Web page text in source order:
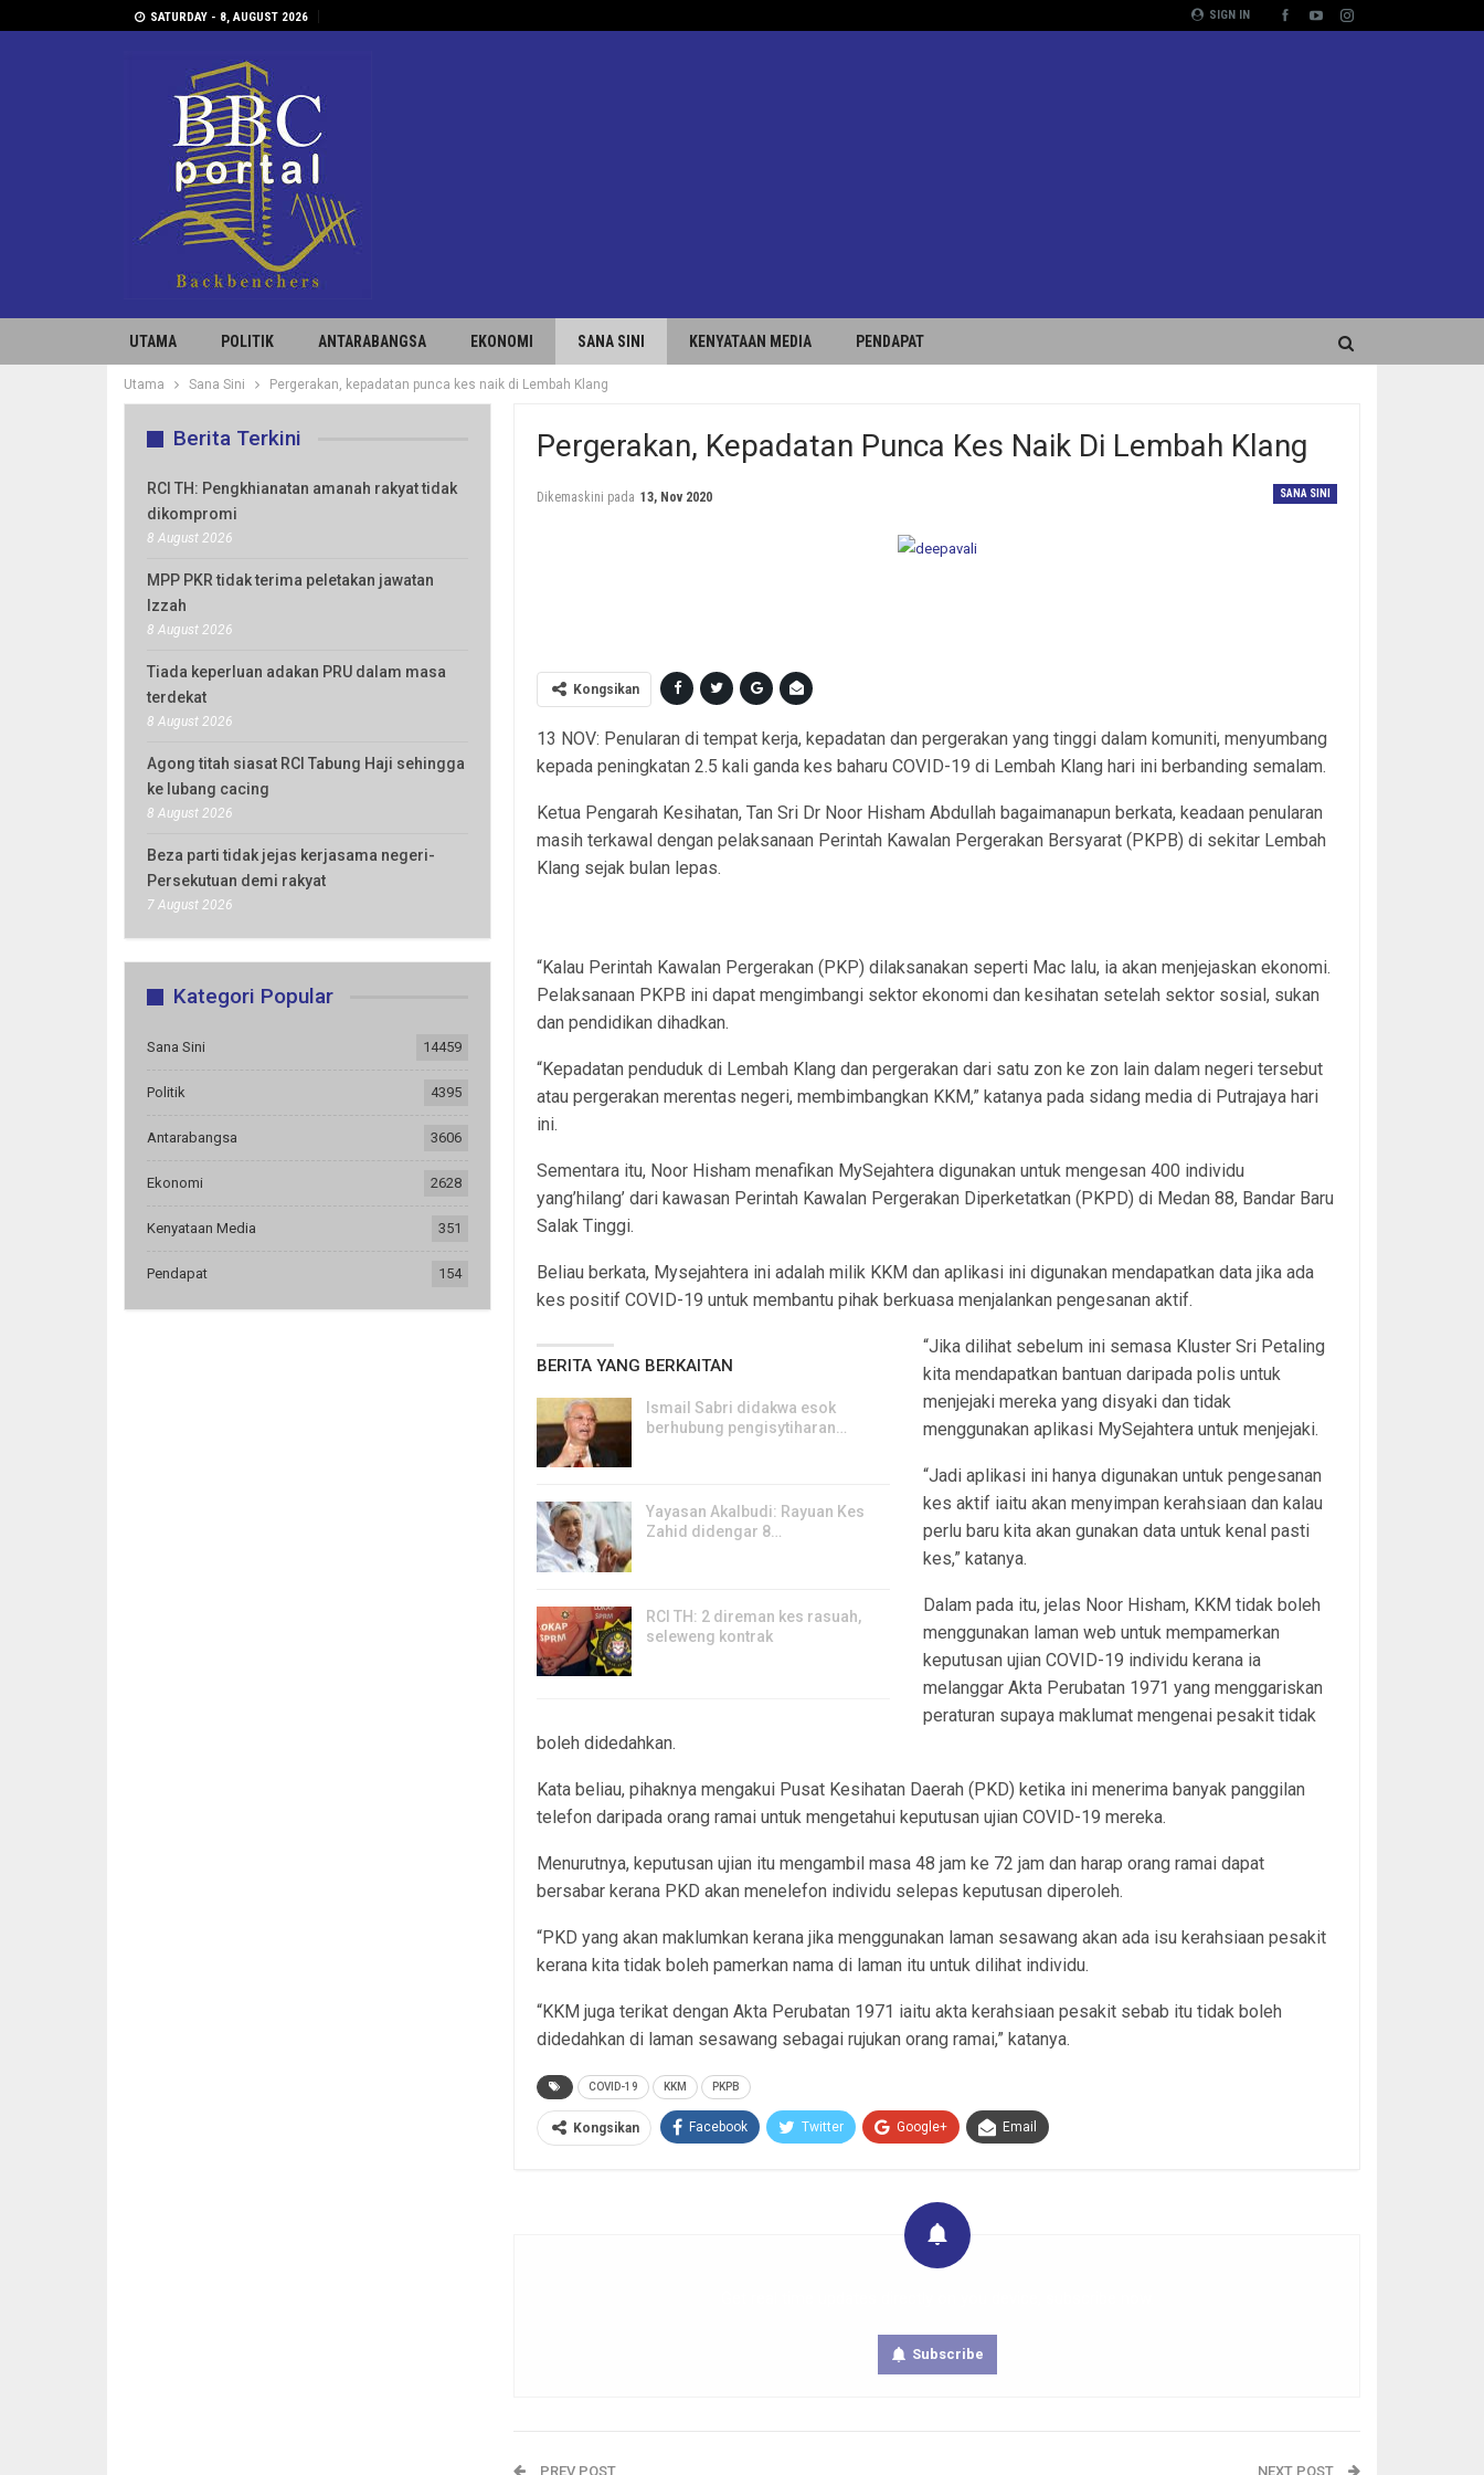
SIGN IN
SATURDAY - 8, AUGUST 2026
UTAMA POLITIK ANTARABANGSA EKONOMI SANA SINI KENYATAAN MEDIA PENDAPAT
Utama Sana Sini Pergerakan, kepadatan punca kes naik di Lembah Klang
Pergerakan, Kepadatan Punca Kes Naik Di Lembah Klang
SANA SINI
Dikemaskini pada 13, Nov 2020
Kongsikan
13 NOV: Penularan di tempat kerja, kepadatan dan pergerakan yang tinggi dalam komuniti, menyumbang
kepada peningkatan 2.5 kali ganda kes baharu COVID-19 di Lembah Klang hari ini berbanding semalam.
Ketua Pengarah Kesihatan, Tan Sri Dr Noor Hisham Abdullah bagaimanapun berkata, keadaan penularan
masih terkawal dengan pelaksanaan Perintah Kawalan Pergerakan Bersyarat (PKPB) di sekitar Lembah
Klang sejak bulan lepas.
“Kalau Perintah Kawalan Pergerakan (PKP) dilaksanakan seperti Mac lalu, ia akan menjejaskan ekonomi.
Pelaksanaan PKPB ini dapat mengimbangi sektor ekonomi dan kesihatan setelah sektor sosial, sukan
dan pendidikan dihadkan.
“Kepadatan penduduk di Lembah Klang dan pergerakan dari satu zon ke zon lain dalam negeri tersebut
atau pergerakan merentas negeri, membimbangkan KKM,” katanya pada sidang media di Putrajaya hari
ini.
Sementara itu, Noor Hisham menafikan MySejahtera digunakan untuk mengesan 400 individu
yang’hilang’ dari kawasan Perintah Kawalan Pergerakan Diperketatkan (PKPD) di Medan 88, Bandar Baru
Salak Tinggi.
Beliau berkata, Mysejahtera ini adalah milik KKM dan aplikasi ini digunakan mendapatkan data jika ada
kes positif COVID-19 untuk membantu pihak berkuasa menjalankan pengesanan aktif.
BERITA YANG BERKAITAN
Ismail Sabri didakwa esok
berhubung pengisytiharan…
Yayasan Akalbudi: Rayuan Kes
Zahid didengar 8…
RCI TH: 2 direman kes rasuah,
seleweng kontrak
“Jika dilihat sebelum ini semasa Kluster Sri Petaling
kita mendapatkan bantuan daripada polis untuk
menjejaki mereka yang disyaki dan tidak
menggunakan aplikasi MySejahtera untuk menjejaki.
“Jadi aplikasi ini hanya digunakan untuk pengesanan
kes aktif iaitu akan menyimpan kerahsiaan dan kalau
perlu baru kita akan gunakan data untuk kenal pasti
kes,” katanya.
Dalam pada itu, jelas Noor Hisham, KKM tidak boleh
menggunakan laman web untuk mempamerkan
keputusan ujian COVID-19 individu kerana ia
melanggar Akta Perubatan 1971 yang menggariskan
peraturan supaya maklumat mengenai pesakit tidak
boleh didedahkan.
Kata beliau, pihaknya mengakui Pusat Kesihatan Daerah (PKD) ketika ini menerima banyak panggilan
telefon daripada orang ramai untuk mengetahui keputusan ujian COVID-19 mereka.
Menurutnya, keputusan ujian itu mengambil masa 48 jam ke 72 jam dan harap orang ramai dapat
bersabar kerana PKD akan menelefon individu selepas keputusan diperoleh.
“PKD yang akan maklumkan kerana jika menggunakan laman sesawang akan ada isu kerahsiaan pesakit
kerana kita tidak boleh pamerkan nama di laman itu untuk dilihat individu.
“KKM juga terikat dengan Akta Perubatan 1971 iaitu akta kerahsiaan pesakit sebab itu tidak boleh
didedahkan di laman sesawang sebagai rujukan orang ramai,” katanya.
COVID-19 KKM PKPB
Kongsikan Facebook Twitter Google+ Email
Subscribe
PREV POST NEXT POST
Berita Terkini
RCI TH: Pengkhianatan amanah rakyat tidak
dikompromi
8 August 2026
MPP PKR tidak terima peletakan jawatan
Izzah
8 August 2026
Tiada keperluan adakan PRU dalam masa
terdekat
8 August 2026
Agong titah siasat RCI Tabung Haji sehingga
ke lubang cacing
8 August 2026
Beza parti tidak jejas kerjasama negeri-
Persekutuan demi rakyat
7 August 2026
Kategori Popular
Sana Sini 14459
Politik 4395
Antarabangsa 3606
Ekonomi 2628
Kenyataan Media 351
Pendapat 154